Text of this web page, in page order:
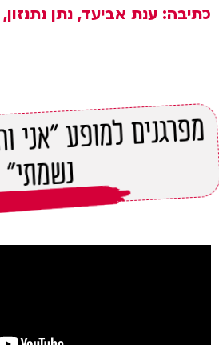
כתיבה: ענת אביעד, נתן נתנזון,
מפרגנים למופע "אני
נשמתי"